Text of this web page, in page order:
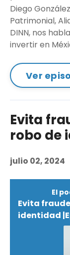
Diego
Patrimonial,
DINN, nos
invertir en
Ver
Evita
robo de
julio 02, 2024